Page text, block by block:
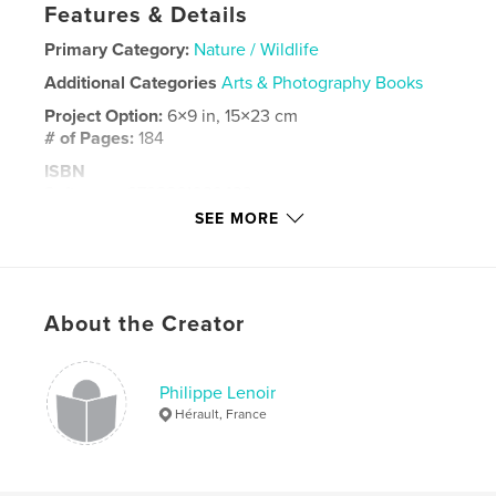
Features & Details
Primary Category: Nature / Wildlife
Additional Categories Arts & Photography Books
Project Option:6×9 in, 15×23 cm
# of Pages:184
ISBN
Feb 28, 2026
oiseaux , languedoc ,
SEE MORE
About the Creator
Philippe Lenoir
Hérault, France